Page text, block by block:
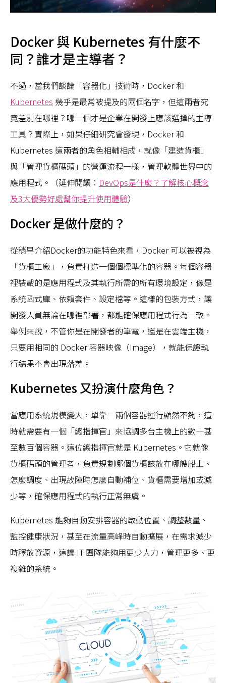
Docker 與 Kubernetes 有什麼不
同？誰才是主導者？
不過，當我們談論「容器化」技術時，Docker 和
Kubernetes 幾乎是最常被提及的兩個名字，但這兩者究
竟差別在哪裡？哪一個才是企業在開發上應該選擇的主導
工具？實際上，如果仔細研究會發現，Docker 和
Kubernetes 這兩者的角色相輔相成，就像「建造貨櫃」
與「管理貨櫃碼頭」的營運流程一樣，管理軟體世界中的
應用程式。（延伸閱讀： DevOps是什麼？了解核心概念
及3大優勢好處幫你提升使用體驗）
Docker 是做什麼的？
從稍早介紹Docker的功能特色來看，Docker 可以被視為
「貨櫃工廠」，負責打造一個個標準化的容器。每個容器
裡裝載的是應用程式及其執行所需的所有環境設定，像是
系統函式庫、依賴套件、設定檔等。這樣的包裝方式，讓
開發人員無論在哪裡部署，都能確保應用程式行為一致。
舉例來說，不管你是在開發者的筆電，還是在雲端主機，
只要用相同的 Docker 容器映像（Image），就能保證執
行結果不會出現落差。
Kubernetes 又扮演什麼角色？
當應用系統規模變大，單靠一兩個容器運行顯然不夠，這
時就需要有一個「總指揮官」來協調多台主機上的數十甚
至數百個容器。這位總指揮官就是 Kubernetes。它就像
貨櫃碼頭的管理者，負責規劃哪個貨櫃該放在哪艘船上、
怎麼調度、出現故障時怎麼自動補位、貨櫃需要增加或減
少等，確保應用程式的執行正常無虞。
Kubernetes 能夠自動安排容器的啟動位置、調整數量、
監控健康狀況，甚至在流量高峰時自動擴展，在需求減少
時釋放資源，這讓 IT 團隊能夠用更少人力，管理更多、更
複雜的系統。